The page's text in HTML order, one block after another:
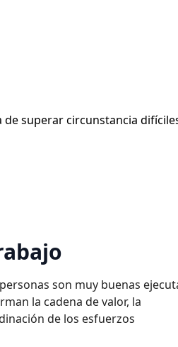
de superar circunstancia
son muy buenas
la cadena de valor, la
de los esfuerzos